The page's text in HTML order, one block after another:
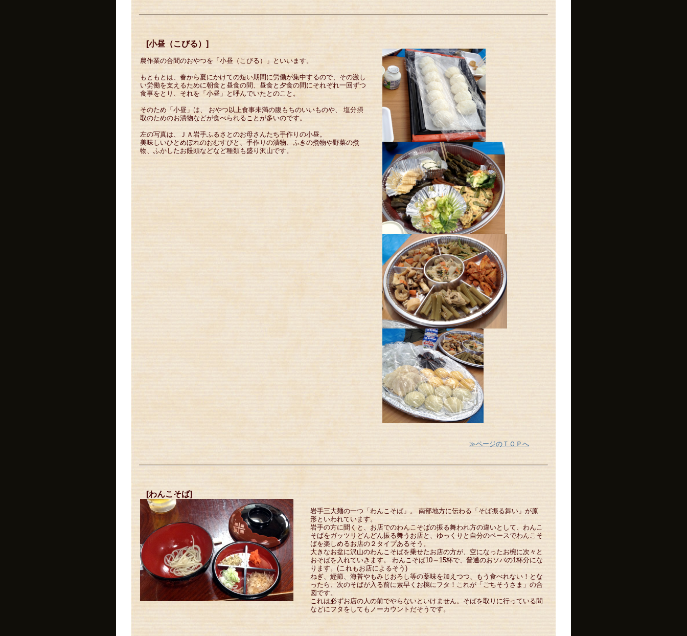
[小昼（こびる）]
農作業の合間のおやつを「小昼（こびる）」といいます。
もともとは、春から夏にかけての短い期間に労働が集中するので、その激し
い労働を支えるために朝食と昼食の間、昼食と夕食の間にそれぞれ一回ずつ
食事をとり、それを「小昼」と呼んでいたとのこと。
そのため「小昼」は、 おやつ以上食事未満の腹もちのいいものや、 塩分摂
取のためのお漬物などが食べられることが多いのです。
左の写真は、ＪＡ岩手ふるさとのお母さんたち手作りの小昼。
美味しいひとめぼれのおむすびと、手作りの漬物、ふきの煮物や野菜の煮
物、ふかしたお饅頭などなど種類も盛り沢山です。
≫ページのＴＯＰへ
[わんこそば]
岩手三大麺の一つ「わんこそば」。 南部地方に伝わる「そば振る舞い」が原
形といわれています。
岩手の方に聞くと、お店でのわんこそばの振る舞われ方の違いとして、わんこ
そばをガッツリどんどん振る舞うお店と、ゆっくりと自分のペースでわんこそ
ばを楽しめるお店の２タイプあるそう。
大きなお盆に沢山のわんこそばを乗せたお店の方が、空になったお椀に次々と
おそばを入れていきます。 わんこそば10～15杯で、普通のおソバの1杯分にな
ります。(これもお店によるそう)
ねぎ、鰹節、海苔やもみじおろし等の薬味を加えつつ、もう食べれない！とな
ったら、次のそばが入る前に素早くお椀にフタ！これが「ごちそうさま」の合
図です。
これは必ずお店の人の前でやらないといけません。そばを取りに行っている間
などにフタをしてもノーカウントだそうです。